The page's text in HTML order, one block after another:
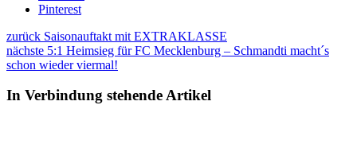
Pinterest
zurück Saisonauftakt mit EXTRAKLASSE
nächste 5:1 Heimsieg für FC Mecklenburg – Schmandti macht´s
schon wieder viermal!
In Verbindung stehende Artikel